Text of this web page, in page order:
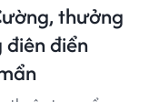
thưởng
điển